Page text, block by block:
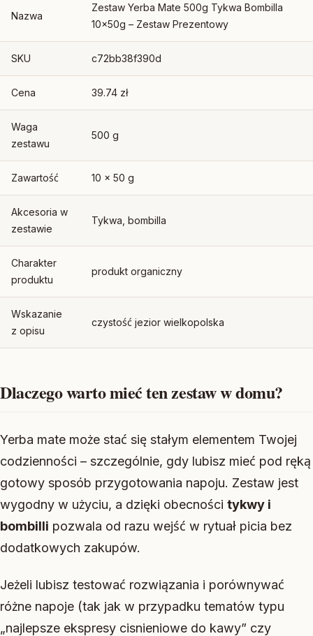
Nazwa
Zestaw Yerba Mate 500g Tykwa Bombilla
10x50g – Zestaw Prezentowy
SKU c72bb38f390d
Cena 39.74 zł
Waga
zestawu
500 g
Zawartość 10 x 50 g
Akcesoria w
zestawie
Tykwa, bombilla
Charakter
produktu
produkt organiczny
Wskazanie
z opisu
czystość jezior wielkopolska
Dlaczego warto mieć ten zestaw w domu?
Yerba mate może stać się stałym elementem Twojej
codzienności – szczególnie, gdy lubisz mieć pod ręką
gotowy sposób przygotowania napoju. Zestaw jest
wygodny w użyciu, a dzięki obecności tykwy i
bombilli pozwala od razu wejść w rytuał picia bez
dodatkowych zakupów.
Jeżeli lubisz testować rozwiązania i porównywać
różne napoje (tak jak w przypadku tematów typu
„najlepsze ekspresy cisnieniowe do kawy” czy